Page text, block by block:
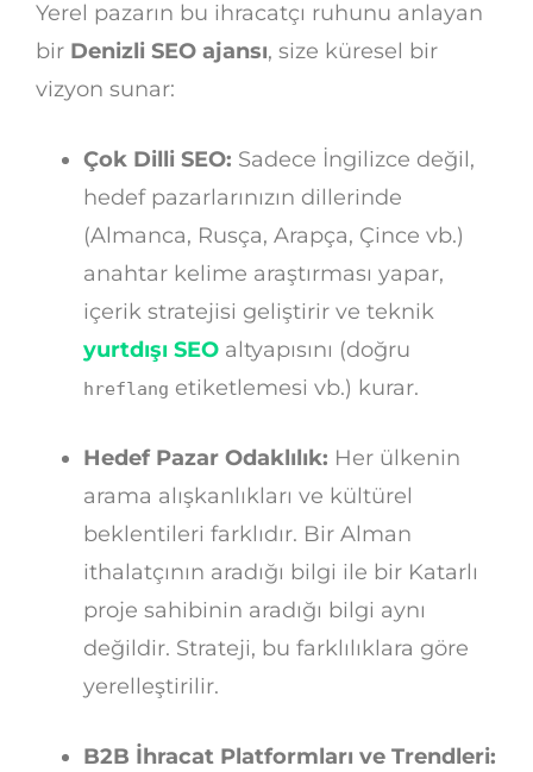
Yerel pazarın bu ihracatçı ruhunu anlayan
bir Denizli SEO ajansı, size küresel bir
vizyon sunar:
Çok Dilli SEO: Sadece İngilizce değil,
hedef pazarlarınızın dillerinde
(Almanca, Rusça, Arapça, Çince vb.)
anahtar kelime araştırması yapar,
içerik stratejisi geliştirir ve teknik
yurtdışı SEO altyapısını (doğru
hreflang etiketlemesi vb.) kurar.
Hedef Pazar Odaklılık: Her ülkenin
arama alışkanlıkları ve kültürel
beklentileri farklıdır. Bir Alman
ithalatçının aradığı bilgi ile bir Katarlı
proje sahibinin aradığı bilgi aynı
değildir. Strateji, bu farklılıklara göre
yerelleştirilir.
B2B İhracat Platformları ve Trendleri: